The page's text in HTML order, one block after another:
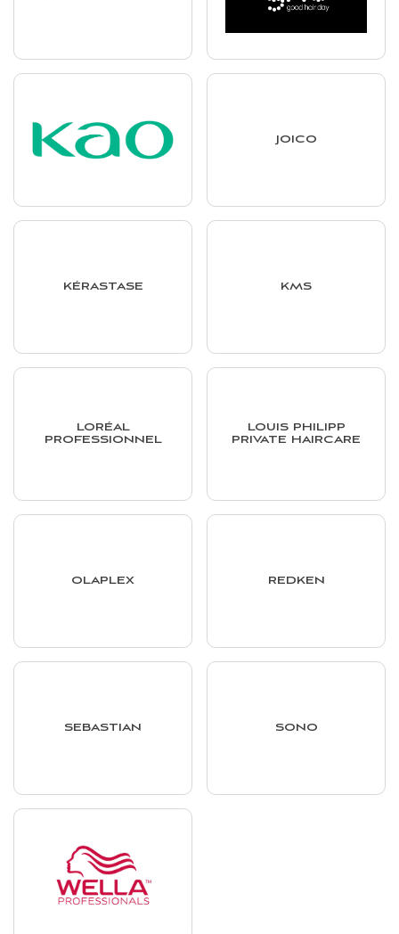
JOICO
KÉRASTASE KMS
LORÉAL
PROFESSIONNEL
LOUIS PHILIPP
PRIVATE HAIRCARE
OLAPLEX REDKEN
SEBASTIAN SONO